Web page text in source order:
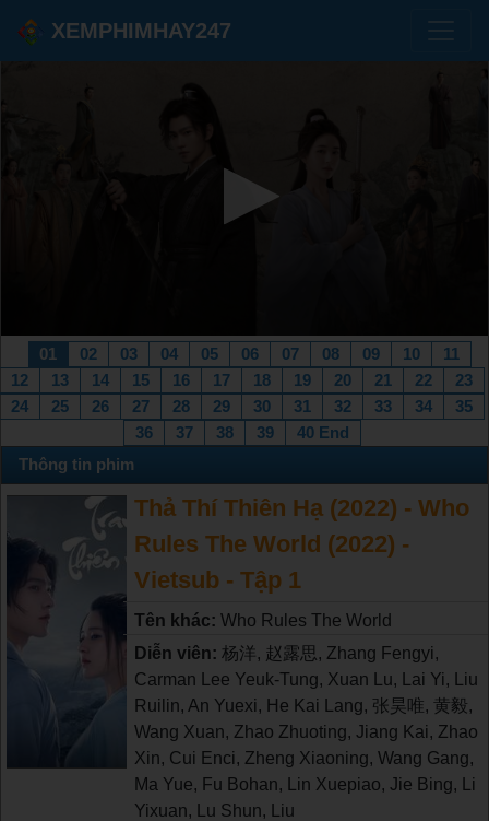
XEMPHIMHAY247
01 02 03 04 05 06 07 08 09 10
11
12
13 14 15 16 17 18 19 20 21 22
23
24
25 26 27 28 29 30 31 32 33 34
35
36
37 38 39
40 End
Thông tin phim
Thả Thí Thiên Hạ (2022) - Who
Rules The World (2022) -
Vietsub - Tập 1
Tên khác: Who Rules The World
Diễn viên: 杨洋, 赵露思, Zhang Fengyi,
Carman Lee Yeuk-Tung, Xuan Lu, Lai Yi, Liu
Ruilin, An Yuexi, He Kai Lang, 张昊唯, 黄毅,
Wang Xuan, Zhao Zhuoting, Jiang Kai, Zhao
Xin, Cui Enci, Zheng Xiaoning, Wang Gang,
Ma Yue, Fu Bohan, Lin Xuepiao, Jie Bing, Li
Yixuan, Lu Shun, Liu